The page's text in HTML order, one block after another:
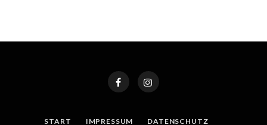
START IMPRESSUM DATENSCHUTZ